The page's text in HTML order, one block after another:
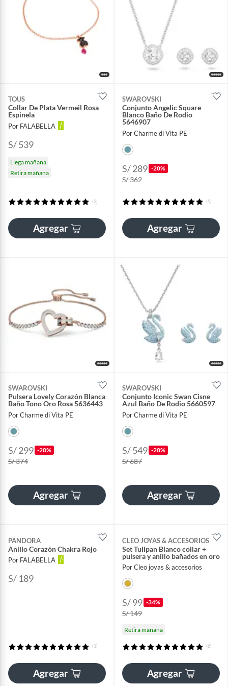
TOUS
Collar De Plata Vermeil Rosa
Espinela
Por FALABELLA
S/ 539
Llega mañana
Retira mañana
(2)
Agregar
SWAROVSKI
Conjunto Angelic Square
Blanco Baño De Rodio
5646907
Por Charme di Vita PE
S/ 289 -20%
S/ 362
(5)
Agregar
SWAROVSKI
Pulsera Lovely Corazón Blanca
Baño Tono Oro Rosa 5636443
Por Charme di Vita PE
S/ 299 -20%
S/ 374
Agregar
SWAROVSKI
Conjunto Iconic Swan Cisne
Azul Baño De Rodio 5660597
Por Charme di Vita PE
S/ 549 -20%
S/ 687
Agregar
PANDORA
Anillo Corazón Chakra Rojo
Por FALABELLA
S/ 189
(1)
Agregar
CLEO JOYAS & ACCESORIOS
Set Tulipan Blanco collar +
pulsera y anillo bañados en oro
Por Cleo joyas & accesorios
S/ 99 -34%
S/ 149
Retira mañana
(6)
Agregar